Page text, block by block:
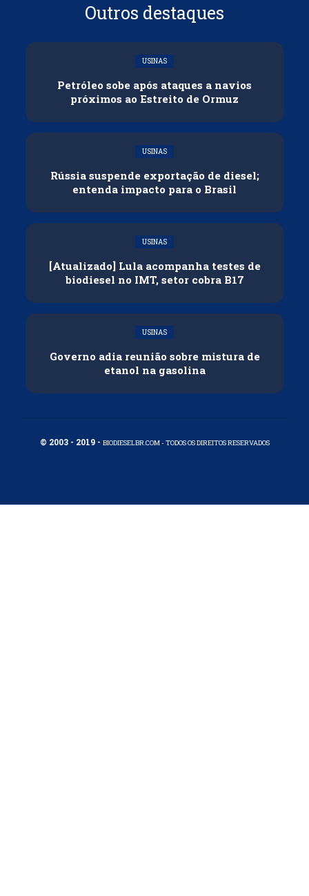
Outros destaques
USINAS
Petróleo sobe após ataques a navios
próximos ao Estreito de Ormuz
USINAS
Rússia suspende exportação de diesel;
entenda impacto para o Brasil
USINAS
[Atualizado] Lula acompanha testes de
biodiesel no IMT, setor cobra B17
USINAS
Governo adia reunião sobre mistura de
etanol na gasolina
© 2003 - 2019 - BIODIESELBR.COM - TODOS OS DIREITOS RESERVADOS